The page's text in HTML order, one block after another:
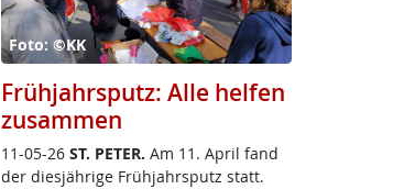
Foto: ©KK
Frühjahrsputz: Alle helfen
zusammen
11-05-26 ST. PE­TER. Am 11. April fand
der dies­jäh­ri­ge Früh­jahrs­putz statt.